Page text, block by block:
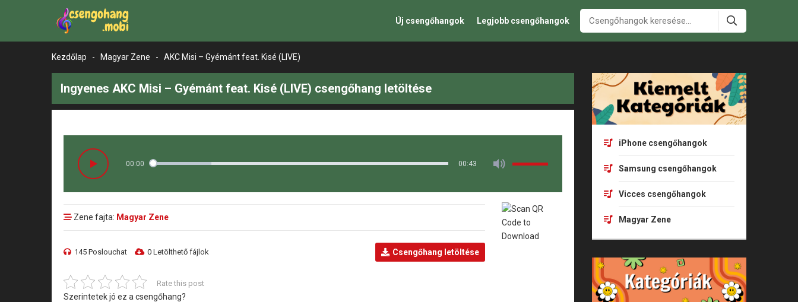
Új csengőhangok Legjobb csengőhangok
Kezdőlap - Magyar Zene - AKC Misi – Gyémánt feat. Kisé (LIVE)
Ingyenes AKC Misi – Gyémánt feat. Kisé (LIVE) csengőhang letöltése
00:00 00:43
Zene fajta: Magyar Zene
145 Poslouchat 0 Letölthető fájlok Csengőhang letöltése
Rate this post
Szerintetek jó ez a csengőhang?
iPhone csengőhangok
Samsung csengőhangok
Vicces csengőhangok
Magyar Zene